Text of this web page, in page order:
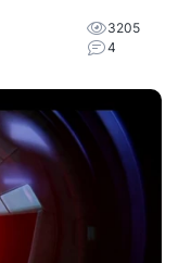
3205
4